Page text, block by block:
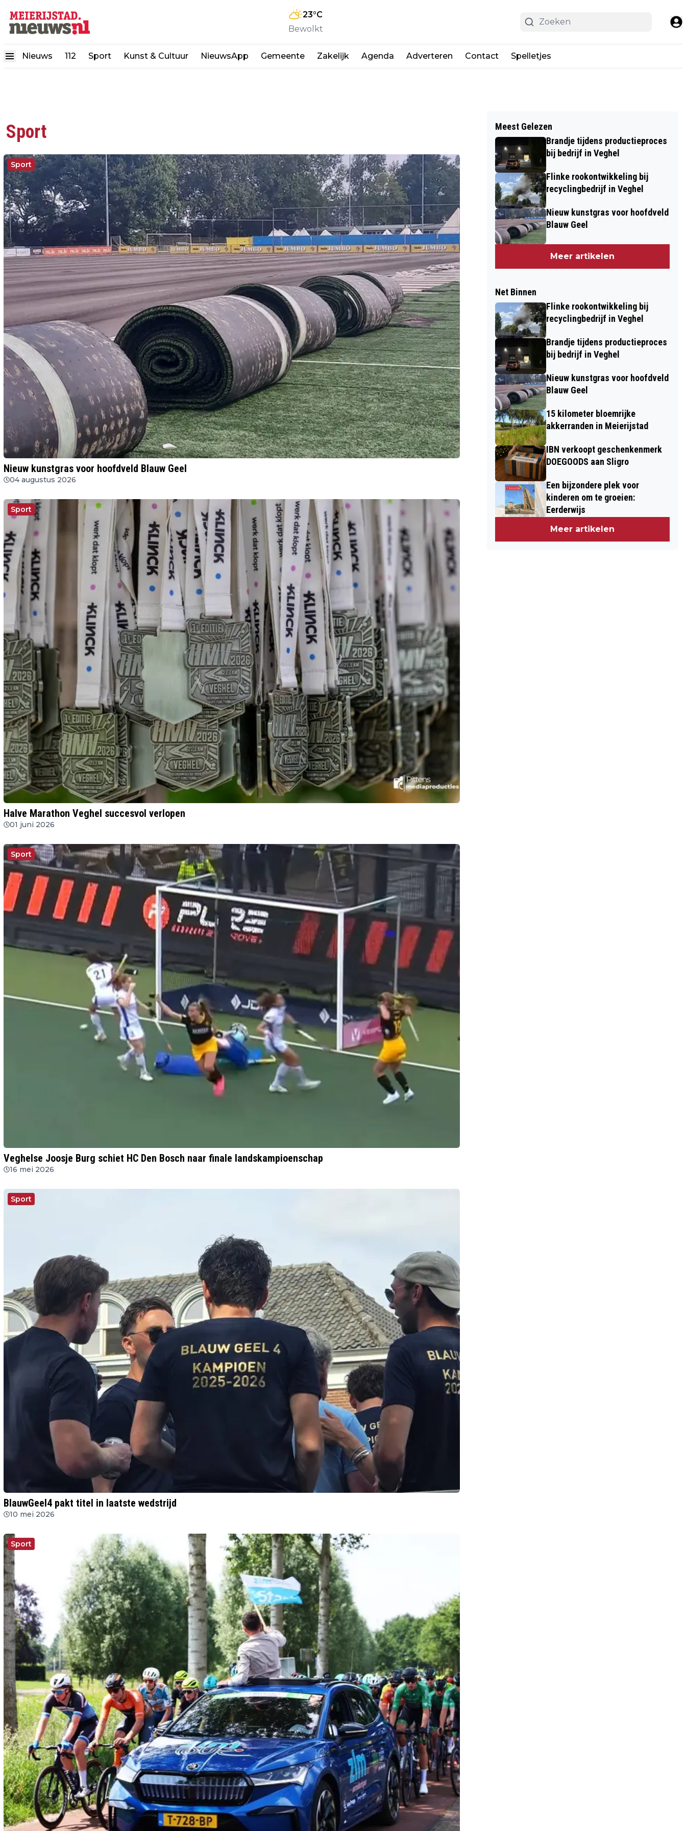
23°C
Bewolkt
Nieuws 112 Sport Kunst & Cultuur NieuwsApp Gemeente Zakelijk Agenda Adverteren Contact Spelletjes
Sport
Sport
Nieuw kunstgras voor hoofdveld Blauw Geel
04 augustus 2026
Sport
Halve Marathon Veghel succesvol verlopen
01 juni 2026
Sport
Veghelse Joosje Burg schiet HC Den Bosch naar finale landskampioenschap
16 mei 2026
Sport
BlauwGeel4 pakt titel in laatste wedstrijd
10 mei 2026
Sport
Meest Gelezen
Brandje tijdens productieproces
bij bedrijf in Veghel
Flinke rookontwikkeling bij
recyclingbedrijf in Veghel
Nieuw kunstgras voor hoofdveld
Blauw Geel
Meer artikelen
Net Binnen
Flinke rookontwikkeling bij
recyclingbedrijf in Veghel
Brandje tijdens productieproces
bij bedrijf in Veghel
Nieuw kunstgras voor hoofdveld
Blauw Geel
15 kilometer bloemrijke
akkerranden in Meierijstad
IBN verkoopt geschenkenmerk
DOEGOODS aan Sligro
Een bijzondere plek voor
kinderen om te groeien:
Eerderwijs
Meer artikelen